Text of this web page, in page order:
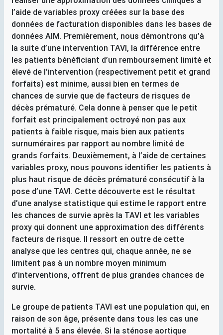
l’aide de variables proxy créées sur la base des
données de facturation disponibles dans les bases de
données AIM. Premièrement, nous démontrons qu’à
la suite d’une intervention TAVI, la différence entre
les patients bénéficiant d’un remboursement limité et
élevé de l’intervention (respectivement petit et grand
forfaits) est minime, aussi bien en termes de
chances de survie que de facteurs de risques de
décès prématuré. Cela donne à penser que le petit
forfait est principalement octroyé non pas aux
patients à faible risque, mais bien aux patients
surnuméraires par rapport au nombre limité de
grands forfaits. Deuxièmement, à l’aide de certaines
variables proxy, nous pouvons identifier les patients à
plus haut risque de décès prématuré consécutif à la
pose d’une TAVI. Cette découverte est le résultat
d’une analyse statistique qui estime le rapport entre
les chances de survie après la TAVI et les variables
proxy qui donnent une approximation des différents
facteurs de risque. Il ressort en outre de cette
analyse que les centres qui, chaque année, ne se
limitent pas à un nombre moyen minimum
d’interventions, offrent de plus grandes chances de
survie.
Le groupe de patients TAVI est une population qui, en
raison de son âge, présente dans tous les cas une
mortalité à 5 ans élevée. Si la sténose aortique